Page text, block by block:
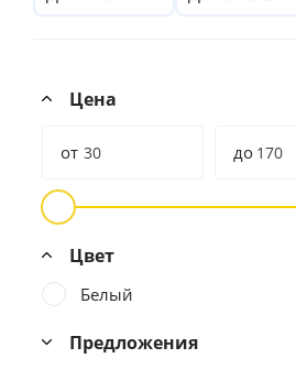
Цена
от до
Цвет
Белый
Предложения